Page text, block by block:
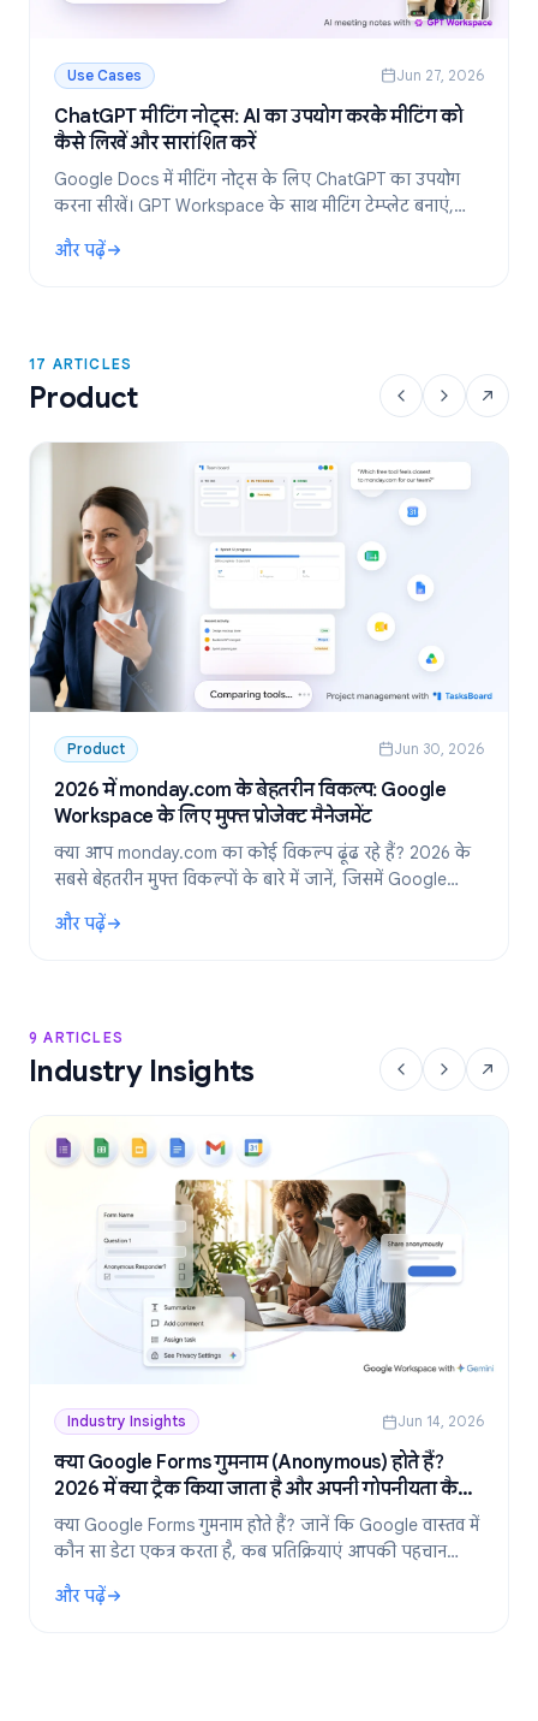
Use Cases Jun 27, 2026
ChatGPT मीटिंग नोट्स: AI का उपयोग करके मीटिंग को
कैसे लिखें और सारांशित करें
Google Docs में मीटिंग नोट्स के लिए ChatGPT का उपयोग
करना सीखें। GPT Workspace के साथ मीटिंग टेम्प्लेट बनाएं,
ट्रांसक्रिप्ट का सारांश निकालें और एक्शन आइटम तैयार करें।
और पढ़ें
: ChatGPT मीटिंग नोट्स: AI का उपयोग करके मीटिंग को कैसे लिखें और
17 ARTICLES
Product
Product Jun 30, 2026
2026 में monday.com के बेहतरीन विकल्प: Google
Workspace के लिए मुफ्त प्रोजेक्ट मैनेजमेंट
क्या आप monday.com का कोई विकल्प ढूंढ रहे हैं? 2026 के
सबसे बेहतरीन मुफ्त विकल्पों के बारे में जानें, जिसमें Google
शामिल है।
और पढ़ें
: 2026 में monday.com के बेहतरीन विकल्प: Google Workspace
9 ARTICLES
Industry Insights
Industry Insights Jun 14, 2026
क्या Google Forms गुमनाम (Anonymous) होते हैं?
2026 में क्या ट्रैक किया जाता है और अपनी गोपनीयता कैसे
बनाए रखें
क्या Google Forms गुमनाम होते हैं? जानें कि Google वास्तव में
कौन सा डेटा एकत्र करता है, कब प्रतिक्रियाएं आपकी पहचान
उजागर करती हैं, और 2026 में पूरी तरह से गुमनाम फॉर्म कैसे
बनाएं।
और पढ़ें
: क्या Google Forms गुमनाम (Anonymous) होते हैं? 2026 में क्या